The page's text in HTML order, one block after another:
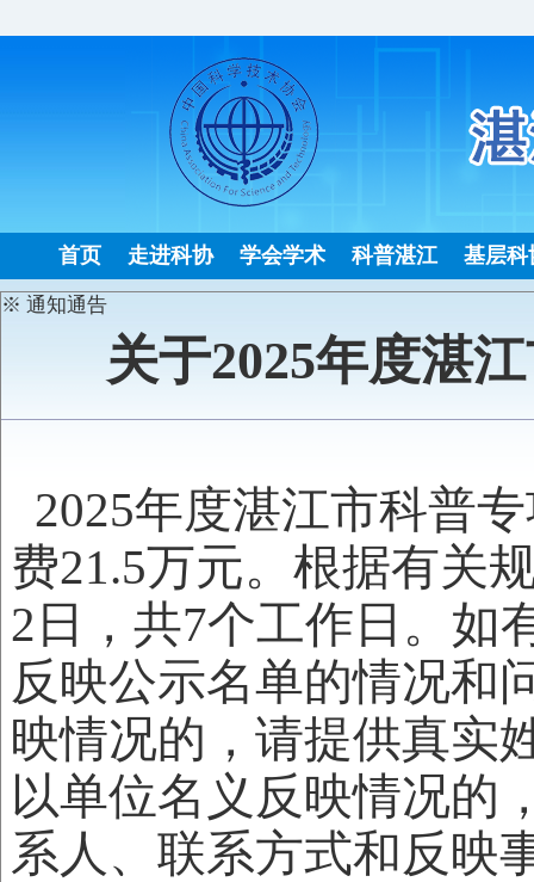
首页 走进科协 学会学术 科普湛江 基层科
※ 通知通告
关于2025年度湛
2025年度湛江市科普
费21.5万元。根据有关
2日，共7个工作日。如
反映公示名单的情况和
映情况的，请提供真实
以单位名义反映情况的
系人、联系方式和反映